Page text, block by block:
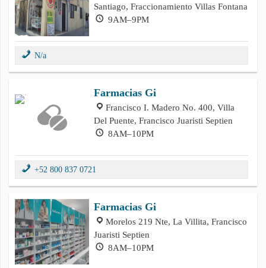
Santiago, Fraccionamiento Villas Fontana
9AM–9PM
N/a
Farmacias Gi
Francisco I. Madero No. 400, Villa
Del Puente, Francisco Juaristi Septien
8AM–10PM
+52 800 837 0721
Farmacias Gi
Morelos 219 Nte, La Villita, Francisco
Juaristi Septien
8AM–10PM